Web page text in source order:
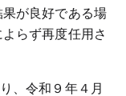
が良好である場
らず再度任用さ
、令和９年４月